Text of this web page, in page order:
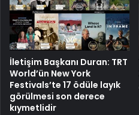
İletişim Başkanı Duran: TRT
World’ün New York
Festivals’te 17 ödüle layık
görülmesi son derece
kıymetlidir